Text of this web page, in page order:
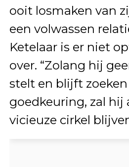
ooit losmaken van
een volwassen
Ketelaar is er niet
over. “Zolang hij
stelt en blijft
goedkeuring, zal hij
vicieuze cirkel